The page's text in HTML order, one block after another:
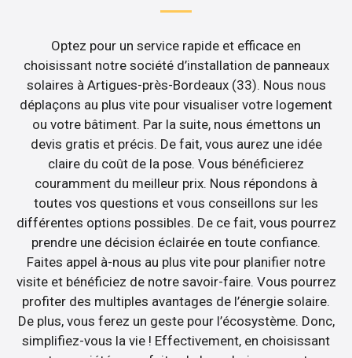
Optez pour un service rapide et efficace en
choisissant notre société d’installation de panneaux
solaires à Artigues-près-Bordeaux (33). Nous nous
déplaçons au plus vite pour visualiser votre logement
ou votre bâtiment. Par la suite, nous émettons un
devis gratis et précis. De fait, vous aurez une idée
claire du coût de la pose. Vous bénéficierez
couramment du meilleur prix. Nous répondons à
toutes vos questions et vous conseillons sur les
différentes options possibles. De ce fait, vous pourrez
prendre une décision éclairée en toute confiance.
Faites appel à-nous au plus vite pour planifier notre
visite et bénéficiez de notre savoir-faire. Vous pourrez
profiter des multiples avantages de l’énergie solaire.
De plus, vous ferez un geste pour l’écosystème. Donc,
simplifiez-vous la vie ! Effectivement, en choisissant